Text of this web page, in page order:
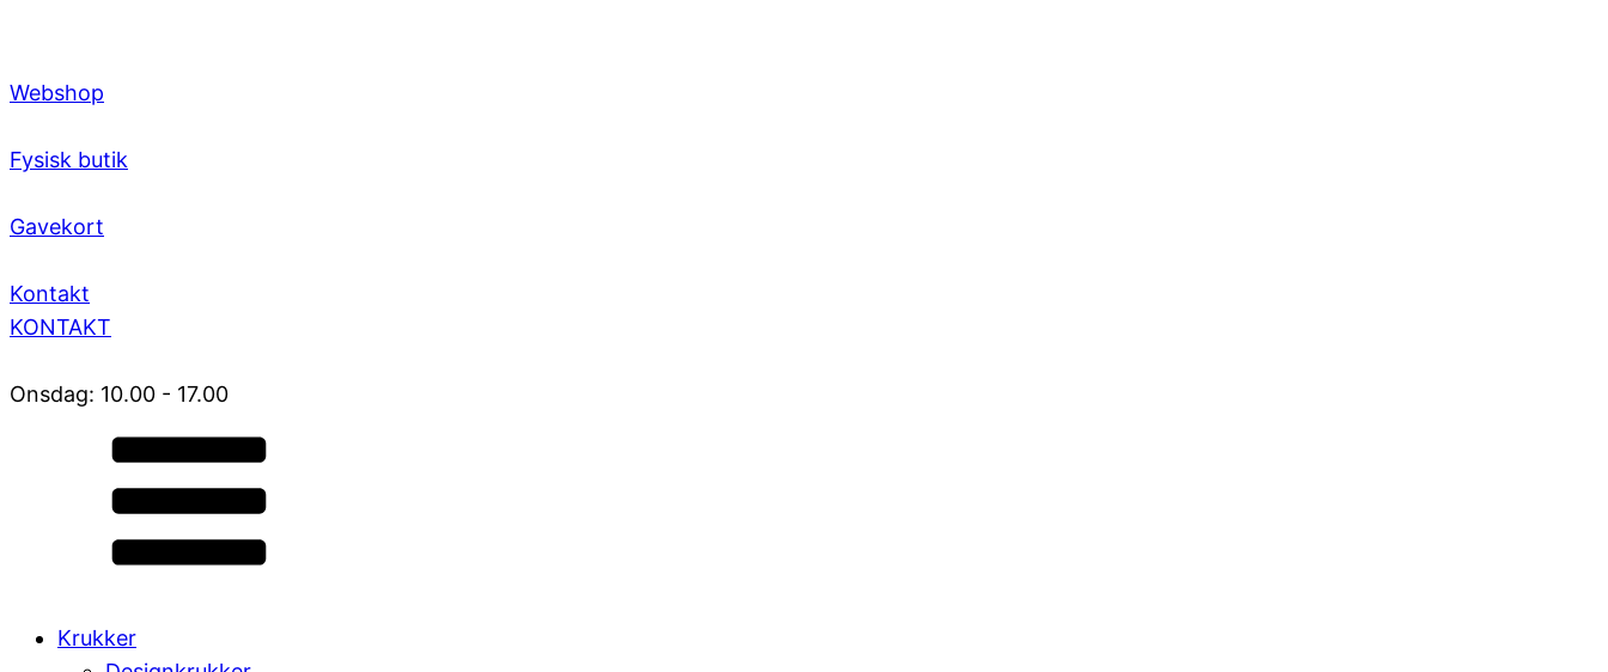
Webshop
Fysisk butik
Gavekort
Kontakt
KONTAKT
Onsdag: 10.00 - 17.00
Krukker